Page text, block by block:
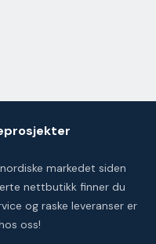
markedet siden
nettbutikk finner du
og raske leveranser er
oss!